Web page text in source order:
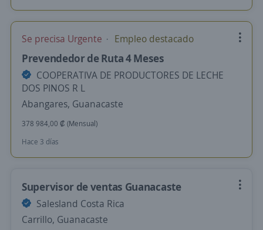
Se precisa Urgente Empleo destacado
Prevendedor de Ruta 4 Meses
COOPERATIVA DE PRODUCTORES DE LECHE
DOS PINOS R L
Abangares, Guanacaste
378 984,00 ₡ (Mensual)
Hace 3 días
Supervisor de ventas Guanacaste
Salesland Costa Rica
Carrillo, Guanacaste